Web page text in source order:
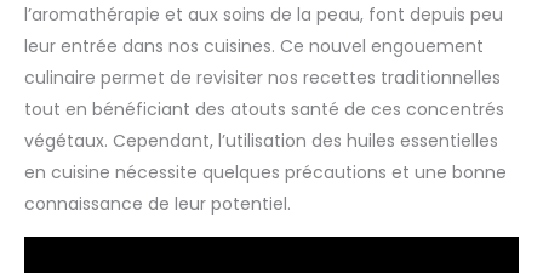
l’aromathérapie et aux soins de la peau, font depuis peu
leur entrée dans nos cuisines. Ce nouvel engouement
culinaire permet de revisiter nos recettes traditionnelles
tout en bénéficiant des atouts santé de ces concentrés
végétaux. Cependant, l’utilisation des huiles essentielles
en cuisine nécessite quelques précautions et une bonne
connaissance de leur potentiel.